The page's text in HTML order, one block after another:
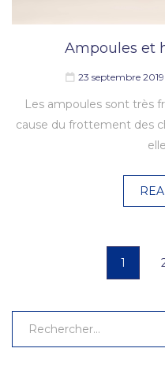
Ampoules et
23 septembre 2019
Les ampoules sont très
cause du frottement des
1